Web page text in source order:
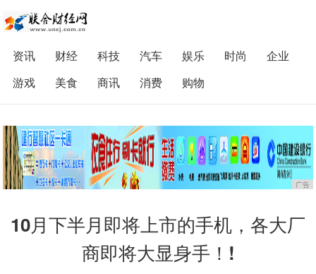
资讯 财经 科技 汽车 娱乐 时尚
企业
游戏
美食 商讯 消费 购物
广告
10月下半月即将上市的手机，各大厂
商即将大显身手！!